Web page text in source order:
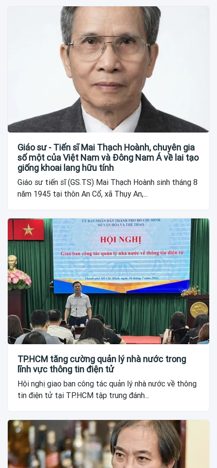
Giáo sư - Tiến sĩ Mai Thạch Hoành, chuyên gia
số một của Việt Nam và Đông Nam Á về lai tạo
giống khoai lang hữu tính
Giáo sư tiến sĩ (GS.TS) Mai Thạch Hoành sinh tháng 8
năm 1945 tại thôn An Cổ, xã Thụy An,...
TP.HCM tăng cường quản lý nhà nước trong
lĩnh vực thông tin điện tử
Hội nghị giao ban công tác quản lý nhà nước về thông
tin điện tử tại TP.HCM tập trung đánh...